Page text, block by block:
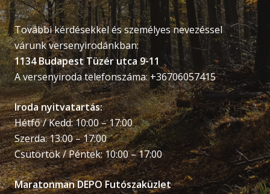
További kérdésekkel és személyes nevezéssel
várunk versenyirodánkban:
1134 Budapest Tüzér utca 9-11
A versenyiroda telefonszáma: +36706057415
Iroda nyitvatartás:
Hétfő / Kedd: 10:00 – 17:00
Szerda: 13:00 – 17:00
Csütörtök / Péntek: 10:00 – 17:00
Maratonman DEPO Futószaküzlet